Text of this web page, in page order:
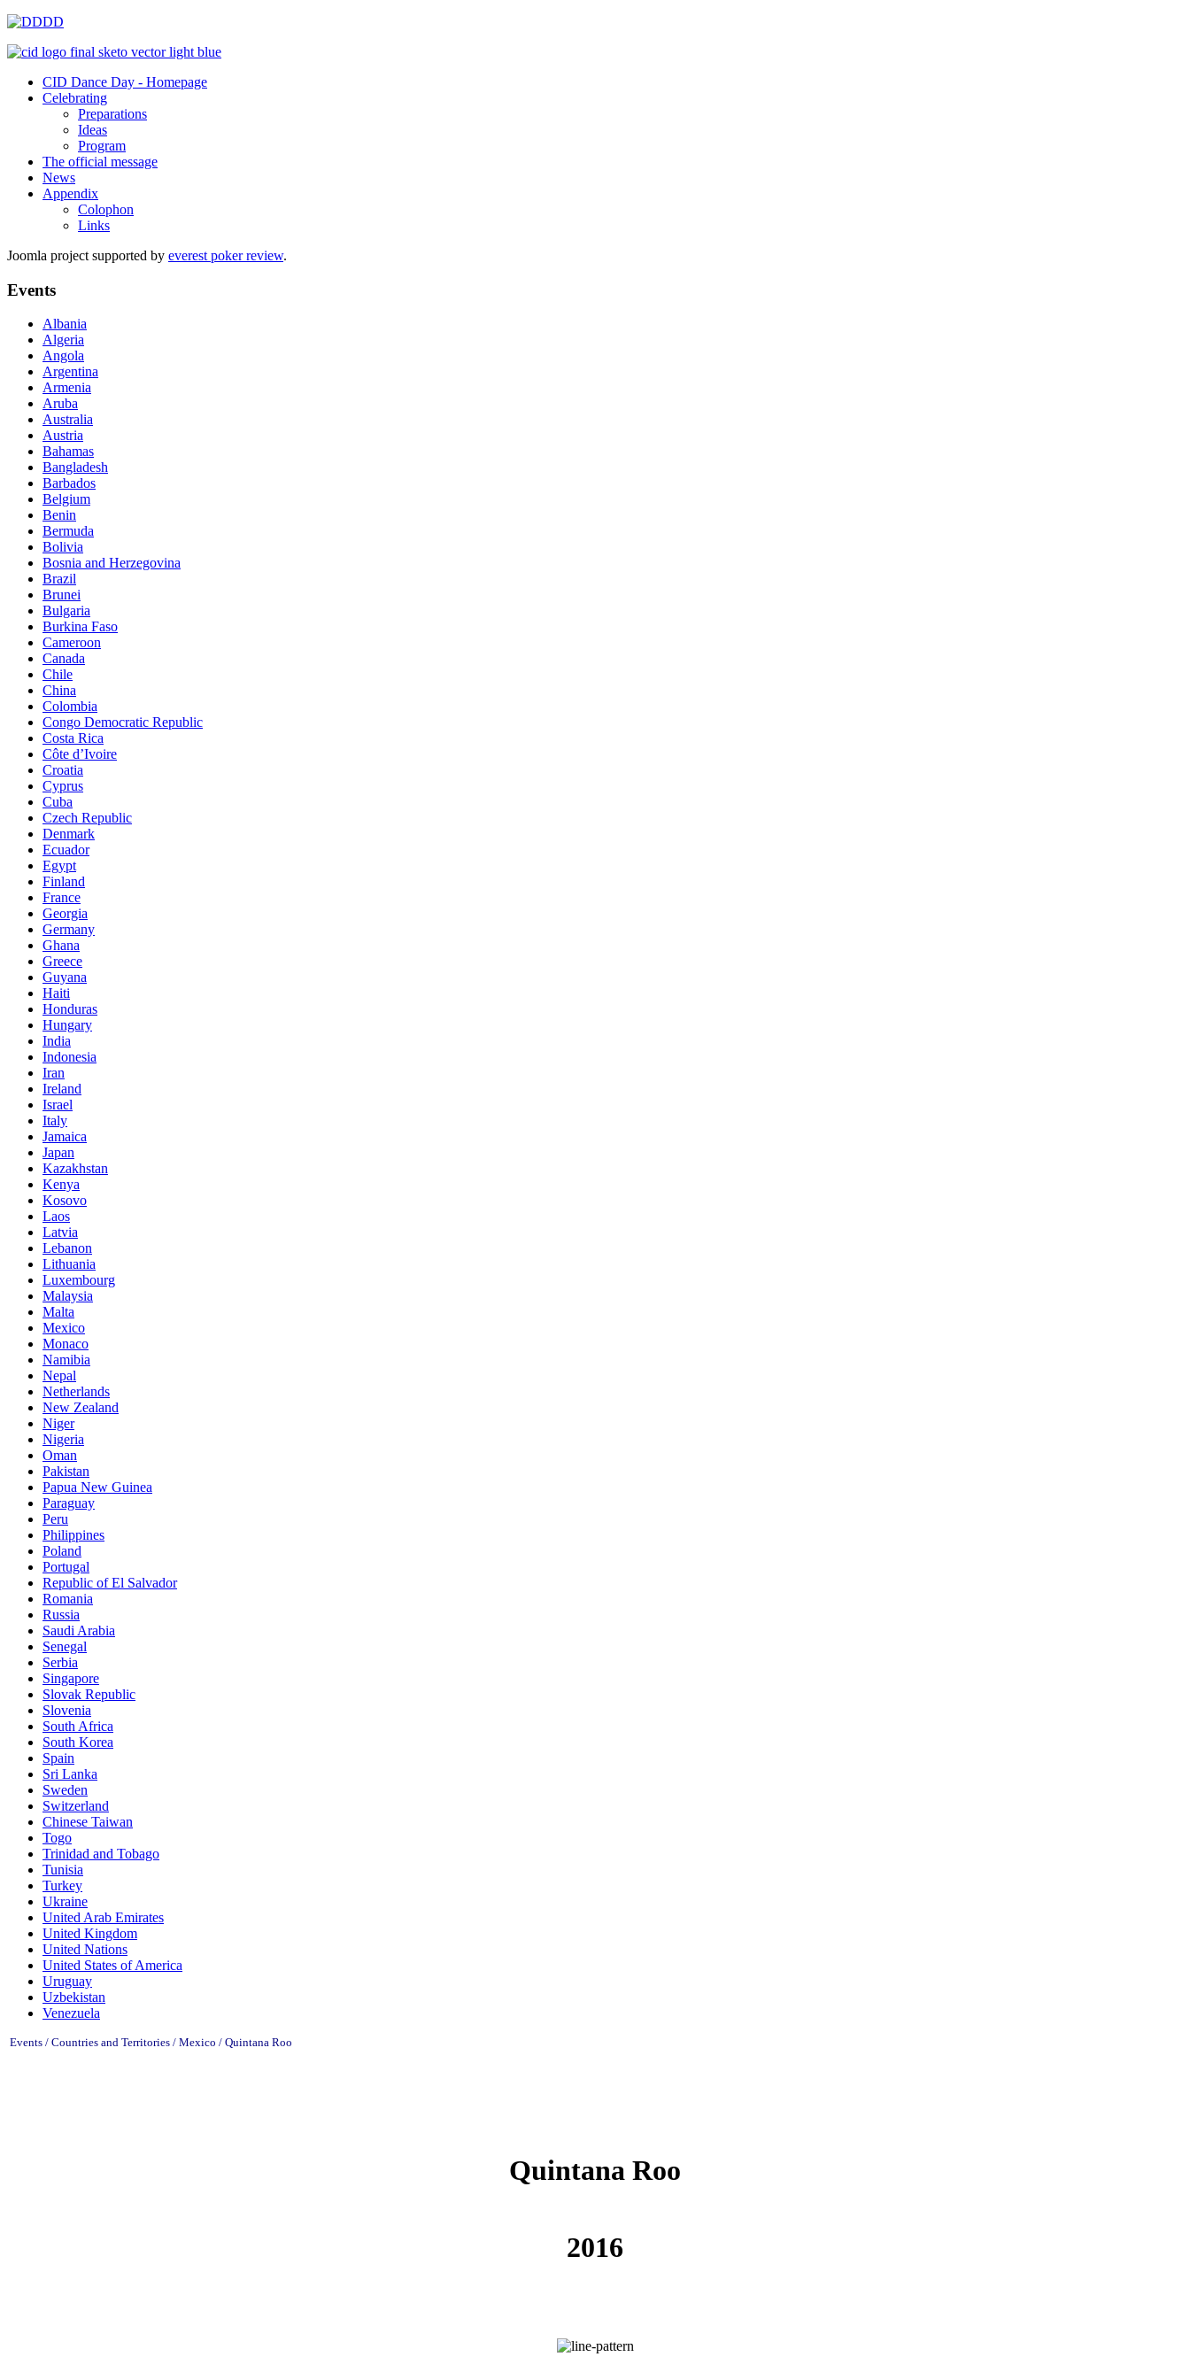
CID Dance Day - Homepage
Celebrating
Preparations
Ideas
Program
The official message
News
Appendix
Colophon
Links
Joomla project supported by everest poker review.
Events
Albania
Algeria
Angola
Argentina
Armenia
Aruba
Australia
Austria
Bahamas
Bangladesh
Barbados
Belgium
Benin
Bermuda
Bolivia
Bosnia and Herzegovina
Brazil
Brunei
Bulgaria
Burkina Faso
Cameroon
Canada
Chile
China
Colombia
Congo Democratic Republic
Costa Rica
Côte d’Ivoire
Croatia
Cyprus
Cuba
Czech Republic
Denmark
Ecuador
Egypt
Finland
France
Georgia
Germany
Ghana
Greece
Guyana
Haiti
Honduras
Hungary
India
Indonesia
Iran
Ireland
Israel
Italy
Jamaica
Japan
Kazakhstan
Kenya
Kosovo
Laos
Latvia
Lebanon
Lithuania
Luxembourg
Malaysia
Malta
Mexico
Monaco
Namibia
Nepal
Netherlands
New Zealand
Niger
Nigeria
Oman
Pakistan
Papua New Guinea
Paraguay
Peru
Philippines
Poland
Portugal
Republic of El Salvador
Romania
Russia
Saudi Arabia
Senegal
Serbia
Singapore
Slovak Republic
Slovenia
South Africa
South Korea
Spain
Sri Lanka
Sweden
Switzerland
Chinese Taiwan
Togo
Trinidad and Tobago
Tunisia
Turkey
Ukraine
United Arab Emirates
United Kingdom
United Nations
United States of America
Uruguay
Uzbekistan
Venezuela
Events / Countries and Territories / Mexico / Quintana Roo
Quintana Roo
2016